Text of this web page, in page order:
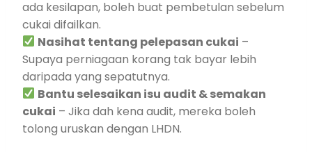
ada kesilapan, boleh buat pembetulan sebelum
cukai difailkan.
Nasihat tentang pelepasan cukai –
Supaya perniagaan korang tak bayar lebih
daripada yang sepatutnya.
Bantu selesaikan isu audit & semakan
cukai – Jika dah kena audit, mereka boleh
tolong uruskan dengan LHDN.